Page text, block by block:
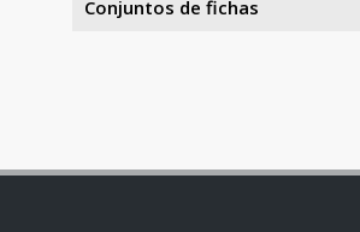
Conjuntos de fichas